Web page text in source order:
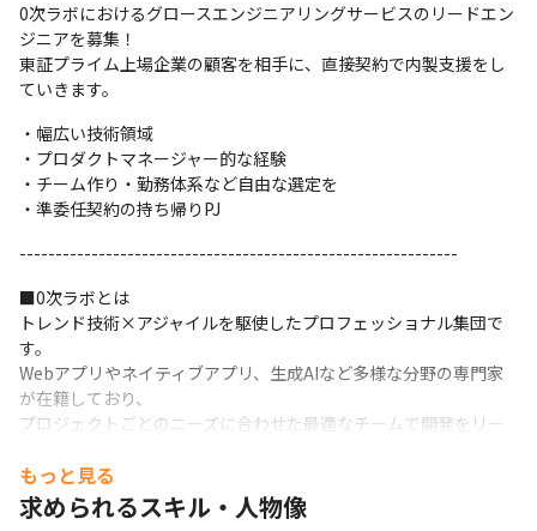
0次ラボにおけるグロースエンジニアリングサービスのリードエン
ジニアを募集！
東証プライム上場企業の顧客を相手に、直接契約で内製支援をし
ていきます。
・幅広い技術領域
・プロダクトマネージャー的な経験
・チーム作り・勤務体系など自由な選定を
・準委任契約の持ち帰りPJ
-------------------------------------------------------------
■0次ラボとは
トレンド技術×アジャイルを駆使したプロフェッショナル集団で
す。
Webアプリやネイティブアプリ、生成AIなど多様な分野の専門家
が在籍しており、
プロジェクトごとのニーズに合わせた最適なチームで開発をリー
お客様と密に連携しながら、柔軟なアジャイル開発を進め、仕様
変更にもスムーズに対応。
もっと見る
求められるスキル・人物像